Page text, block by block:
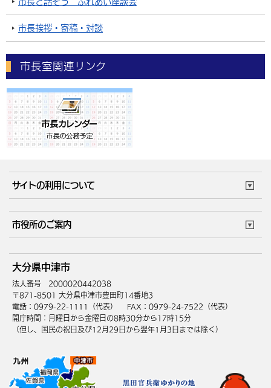
市長挨拶・寄稿・対談
市長室関連リンク
サイトの利用について
サイトマップ
市役所のご案内
庁舎地図 組織案内
中津市へのアクセス
大分県中津市
法人番号 2000020442038
〒871-8501 大分県中津市豊田町14番地3
電話：0979-22-1111（代表）
FAX：0979-24-7522（代表）
開庁時間：月曜日から金曜日の8時30分から17時15分
（但し、国民の祝日及び12月29日から翌年1月3日までは除く）